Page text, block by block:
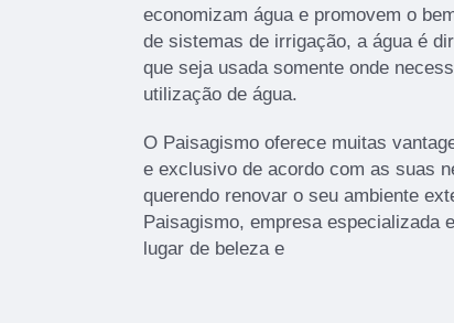
economizam água e promovem o
de sistemas de irrigação, a água é
que seja usada somente onde
utilização de água.
O Paisagismo oferece muitas
e exclusivo de acordo com as suas
querendo renovar o seu ambiente
Paisagismo, empresa especializada
lugar de beleza e